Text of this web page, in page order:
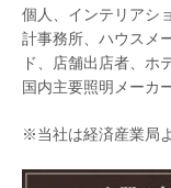
個人、インテリアシ
計事務所、ハウスメ
ド、店舗出店者、ホ
国内主要照明メーカ
※当社は経済産業局